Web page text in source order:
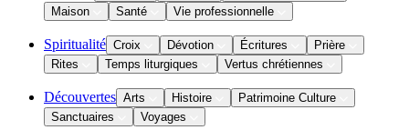
Maison
Santé Vie professionnelle
Spiritualité Croix Dévotion Écritures
Prière
Rites
Temps liturgiques Vertus chrétiennes
Découvertes Arts Histoire
Patrimoine Culture
Sanctuaires
Voyages